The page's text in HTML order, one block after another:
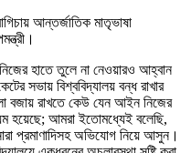
আন্তর্জাতিক মাতৃভাষা
হাতে তুলে না নেওয়ারও আহ্বান
সভায় বিশ্ববিদ্যালয় বন্ধ রাখার
বজায় রাখতে কেউ যেন আইন নিজের
হয়েছে; আমরা ইতোমধ্যেই বলেছি,
প্রমাণাদিসহ অভিযোগ নিয়ে আসুন।